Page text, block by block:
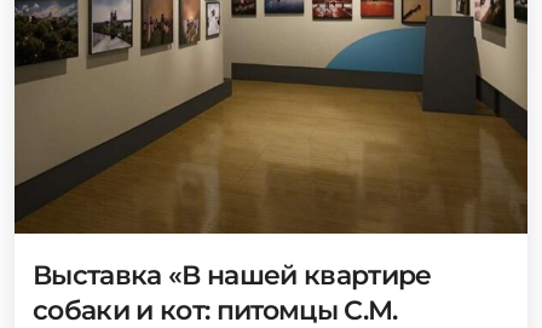
Выставка «В нашей квартире
собаки и кот: питомцы С.М.